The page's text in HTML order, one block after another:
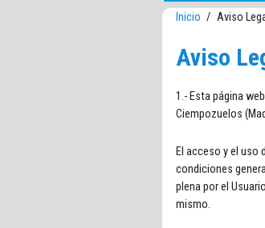
Inicio / Aviso
Aviso
1.- Esta página
Ciempozuelos
El acceso y el uso
condiciones
plena por el
mismo.